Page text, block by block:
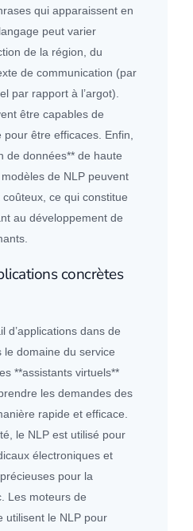
qui apparaissent en
peut varier
de la région, du
de communication (par
par rapport à l’argot).
être capables de
pour être efficaces. Enfin,
de données** de haute
de NLP peuvent
ce qui constitue
au développement de
concrètes
d’applications dans de
le domaine du service
**assistants virtuels**
les demandes des
rapide et efficace.
le NLP est utilisé pour
électroniques et
pour la
Les moteurs de
utilisent le NLP pour